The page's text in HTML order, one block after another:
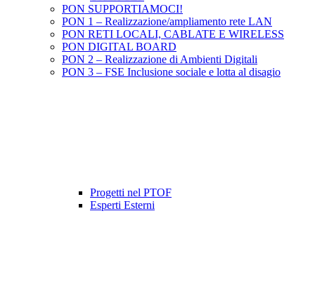
PON SUPPORTIAMOCI!
PON 1 – Realizzazione/ampliamento rete LAN
PON RETI LOCALI, CABLATE E WIRELESS
PON DIGITAL BOARD
PON 2 – Realizzazione di Ambienti Digitali
PON 3 – FSE Inclusione sociale e lotta al disagio
Progetti nel PTOF
Esperti Esterni